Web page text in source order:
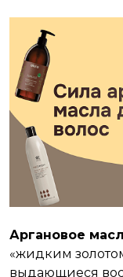
Аргановое
«жидким
выдающиеся